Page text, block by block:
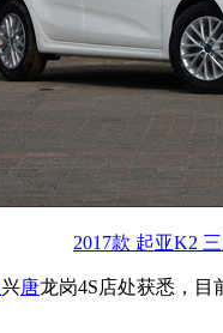
2017款 起亚K2
兴唐龙岗4S店处获悉，目